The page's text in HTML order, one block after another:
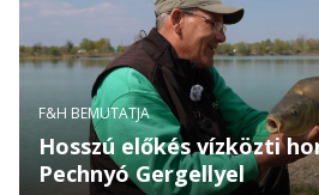
F&H BEMUTATJA
Hosszú előkés vízközti
Pechnyó Gergellyel